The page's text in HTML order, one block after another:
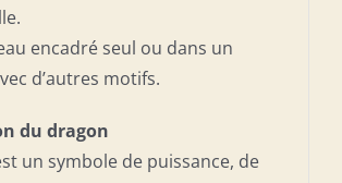
encadré seul ou dans un
d’autres motifs.
du dragon
un symbole de puissance, de